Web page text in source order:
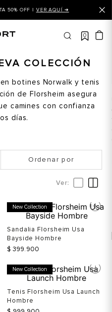
50% OFF | VER AQUÍ ➜
0
COLECCIÓN
botines Norwalk y tenis
de Florsheim asegura
camines con confianza
días.
Ordenar por
New Collection
Sandalia Florsheim Usa
Bayside Hombre
$ 399.900
New Collection
Tenis Florsheim Usa Launch
Hombre